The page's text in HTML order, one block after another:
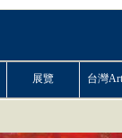
展覽 台灣